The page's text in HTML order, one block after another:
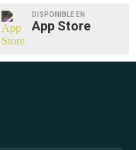
DISPONIBLE EN
App Store